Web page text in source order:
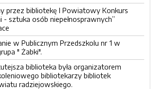
przez bibliotekę I Powiatowy Konkurs
- sztuka osób niepełnosprawnych”
w Publicznym Przedszkolu nr 1 w
" Żabki".
biblioteka była organizatorem
bibliotekarzy bibliotek
radziejowskiego.